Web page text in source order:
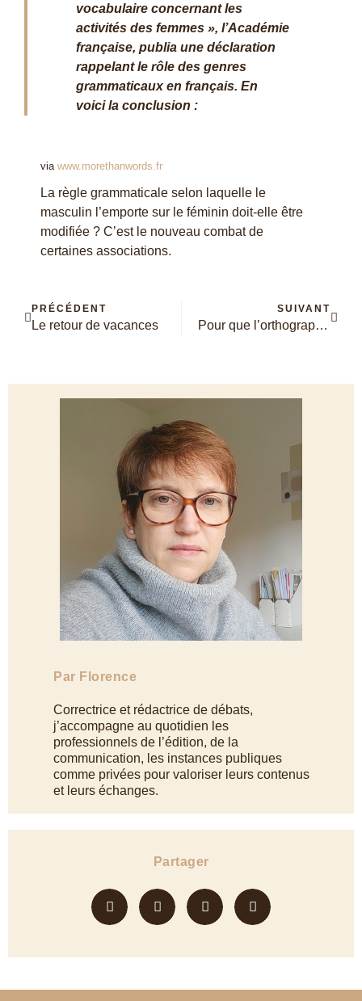
vocabulaire concernant les
activités des femmes », l’Académie
française, publia une déclaration
rappelant le rôle des genres
grammaticaux en français. En
voici la conclusion :
via www.morethanwords.fr
La règle grammaticale selon laquelle le
masculin l’emporte sur le féminin doit-elle être
modifiée ? C’est le nouveau combat de
certaines associations.
PRÉCÉDENT
Le retour de vacances
SUIVANT
Pour que l’orthographe ne soit plus problématique…
Par Florence
Correctrice et rédactrice de débats,
j’accompagne au quotidien les
professionnels de l’édition, de la
communication, les instances publiques
comme privées pour valoriser leurs contenus
et leurs échanges.
Partager